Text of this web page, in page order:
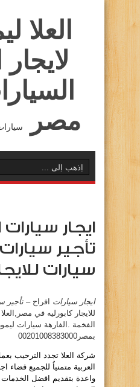
العلا
مصر
ايجار سيارات
تأجير
سيارات
ايجار سيارات افراح –تأجير
للايجار كابورليه في مصر‏,
الفخمة .الفارهة سيارات
بمصر00201008383000
شركة العلا تجدد الترحيب
العربية متمنياُ للجميع قضاء
واعدة بتقديم افضل الخدمات